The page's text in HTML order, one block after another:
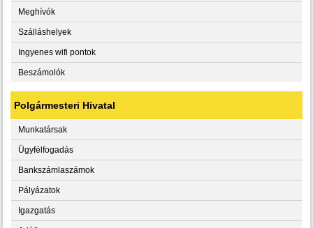
Meghívók
Szálláshelyek
Ingyenes wifi pontok
Beszámolók
Polgármesteri Hivatal
Munkatársak
Ügyfélfogadás
Bankszámlaszámok
Pályázatok
Igazgatás